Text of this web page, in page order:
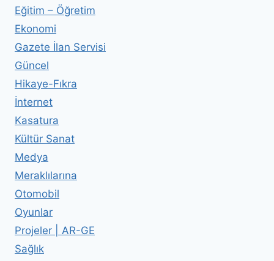
Eğitim – Öğretim
Ekonomi
Gazete İlan Servisi
Güncel
Hikaye-Fıkra
İnternet
Kasatura
Kültür Sanat
Medya
Meraklılarına
Otomobil
Oyunlar
Projeler | AR-GE
Sağlık